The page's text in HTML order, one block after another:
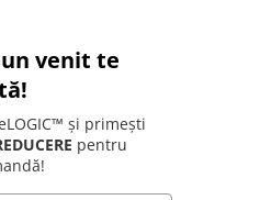
venit te
și primești
pentru